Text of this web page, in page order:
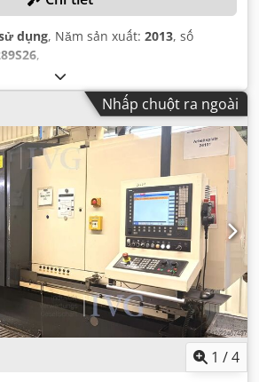
dụng, Năm sản xuất: 2013, số
,
Nhấp chuột ra ngoài
1 /4